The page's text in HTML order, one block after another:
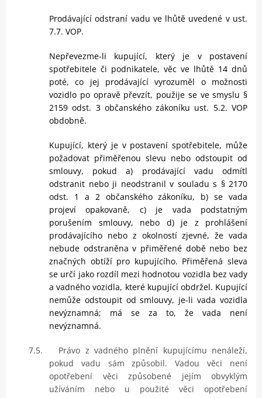
Prodávající odstraní vadu ve lhůtě uvedené v ust.
7.7. VOP.
Nepřevezme-li kupující, který je v postavení
spotřebitele či podnikatele, věc ve lhůtě 14 dnů
poté, co jej prodávající vyrozuměl o možnosti
vozidlo po opravě převzít, použije se ve smyslu §
2159 odst. 3 občanského zákoníku ust. 5.2. VOP
obdobně.
Kupující, který je v postavení spotřebitele, může
požadovat přiměřenou slevu nebo odstoupit od
smlouvy, pokud a) prodávající vadu odmítl
odstranit nebo ji neodstranil v souladu s § 2170
odst. 1 a 2 občanského zákoníku, b) se vada
projeví opakovaně, c) je vada podstatným
porušením smlouvy, nebo d) je z prohlášení
prodávajícího nebo z okolností zjevné, že vada
nebude odstraněna v přiměřené době nebo bez
značných obtíží pro kupujícího. Přiměřená sleva
se určí jako rozdíl mezi hodnotou vozidla bez vady
a vadného vozidla, které kupující obdržel. Kupující
nemůže odstoupit od smlouvy, je-li vada vozidla
nevýznamná; má se za to, že vada není
nevýznamná.
7.5.
Právo z vadného plnění kupujícímu nenáleží,
pokud vadu sám způsobil. Vadou věci není
opotřebení věci způsobené jejím obvyklým
užíváním nebo u použité věci opotřebení